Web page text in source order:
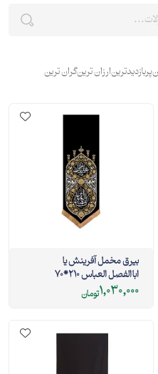
پربازدیدترینارزان ترینگران ترین
بیرق مخمل آفرینش یا
اباالفصل العباس 210*70
1,030,000تومان